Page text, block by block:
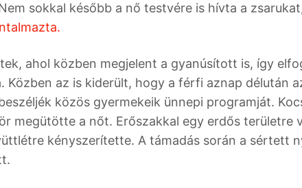
sokkal később a nő testvére is hívta a
ahol közben megjelent a gyanúsított is, így
Közben az is kiderült, hogy a férfi aznap délután
közös gyermekeik ünnepi programját.
megütötte a nőt. Erőszakkal egy erdős területre
kényszerítette. A támadás során a sértett